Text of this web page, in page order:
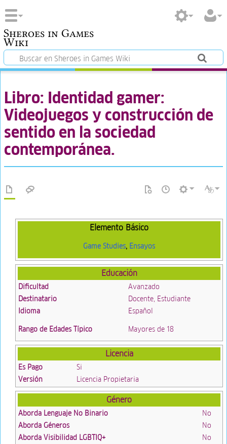
Sheroes in Games
Wiki
Libro: Identidad gamer:
Videojuegos y construcción de
sentido en la sociedad
contemporánea.
Elemento Básico
Game Studies, Ensayos
Educación
Dificultad
Avanzado
Destinatario
Docente, Estudiante
Idioma
Español
Rango de Edades Típico
Mayores de 18
Licencia
Es Pago
Si
Versión
Licencia Propietaria
Género
Aborda Lenguaje No Binario
No
Aborda Géneros
No
Aborda Visibilidad LGBTIQ+
No